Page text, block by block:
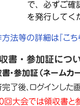
で、必ずご確
を発行してく
法等の詳細は『こち
収書・参加証につ
・参加証（ネームカ
了後、ログインした
回大会では領収書と